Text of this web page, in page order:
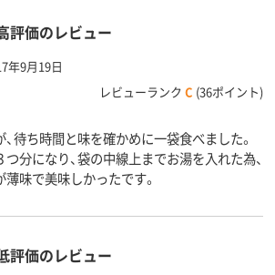
評価のレビュー
年9月19日
レビューランク C (36ポイント)
待ち時間と味を確かめに一袋食べました。
分になり、袋の中線上までお湯を入れた為、
味で美味しかったです。
評価のレビュー